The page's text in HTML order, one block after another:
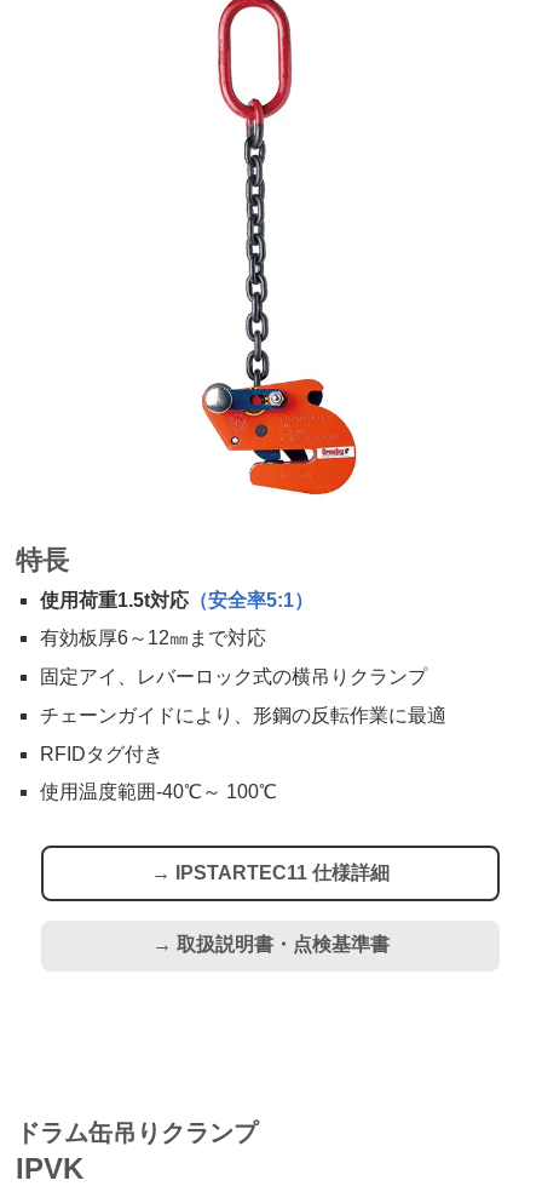
特長
使用荷重1.5t対応 （安全率5:1）
有効板厚6～12㎜まで対応
固定アイ、レバーロック式の横吊りクランプ
チェーンガイドにより、形鋼の反転作業に最適
RFIDタグ付き
使用温度範囲-40℃～ 100℃
→ IPSTARTEC11 仕様詳細
→ 取扱説明書・点検基準書
ドラム缶吊りクランプ
IPVK